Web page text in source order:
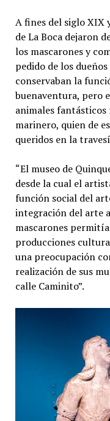
A fines del siglo XIX
de La Boca dejaron
los mascarones y
pedido de los
conservaban la
buenaventura, pero
animales
marinero, quien de
queridos en la
“El museo de
desde la cual el
función social del
integración del arte
mascarones
producciones
una preocupación
realización de sus
calle Caminito”.